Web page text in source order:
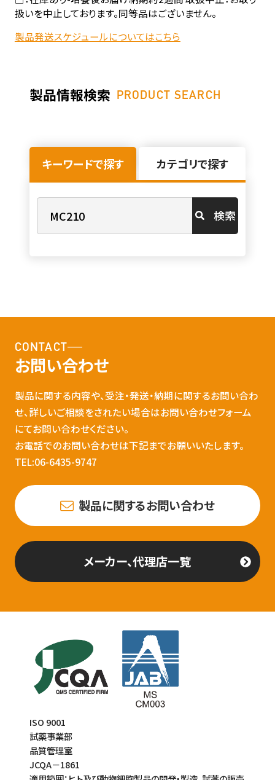
扱いを中止しております。同等品はございません。
製品発送スケジュールについてはこちら
製品情報検索 PRODUCT SEARCH
キーワードで探す カテゴリで探す
検索
CONTACT
お問い合わせ
製品に関する内容や、受注・発送・納期に関するお問い合わ
せ、詳しいご相談をされたい場合はお問い合わせフォーム
にてお問い合わせください。
お電話でのお問い合わせは下記までお願いいたします。
TEL:06-6435-9747
製品に関するお問い合わせ
メーカー、代理店一覧
ISO 9001
試薬事業部
品質管理室
JCQA－1861